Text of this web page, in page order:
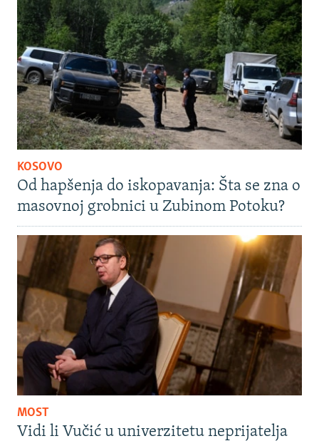
KOSOVO
Od hapšenja do iskopavanja: Šta se zna o
masovnoj grobnici u Zubinom Potoku?
MOST
Vidi li Vučić u univerzitetu neprijatelja